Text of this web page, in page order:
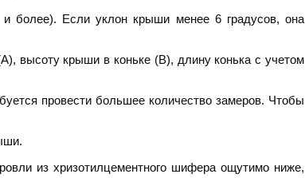
и более). Если уклон крыши менее 6 градусов, она
высоту крыши в коньке (В), длину конька с учетом
провести большее количество замеров. Чтобы
из хризотилцементного шифера ощутимо ниже,